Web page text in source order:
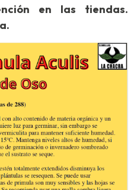
en las tiendas.